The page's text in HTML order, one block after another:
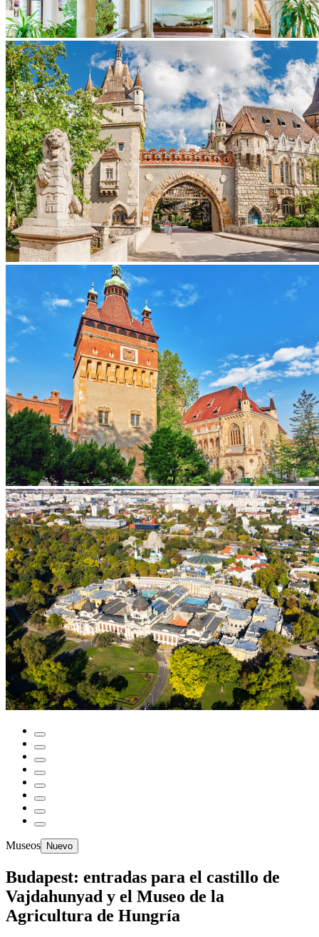
Museos Nuevo
Budapest: entradas para el castillo de
Vajdahunyad y el Museo de la
Agricultura de Hungría